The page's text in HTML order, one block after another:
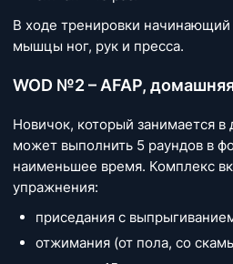
В ходе тренировки
мышцы ног, рук и пресса.
WOD №2 – AFAP,
Новичок, который занимается в
может выполнить 5 раундов в
наименьшее время. Комплекс
упражнения:
приседания с
отжимания (от пола, со